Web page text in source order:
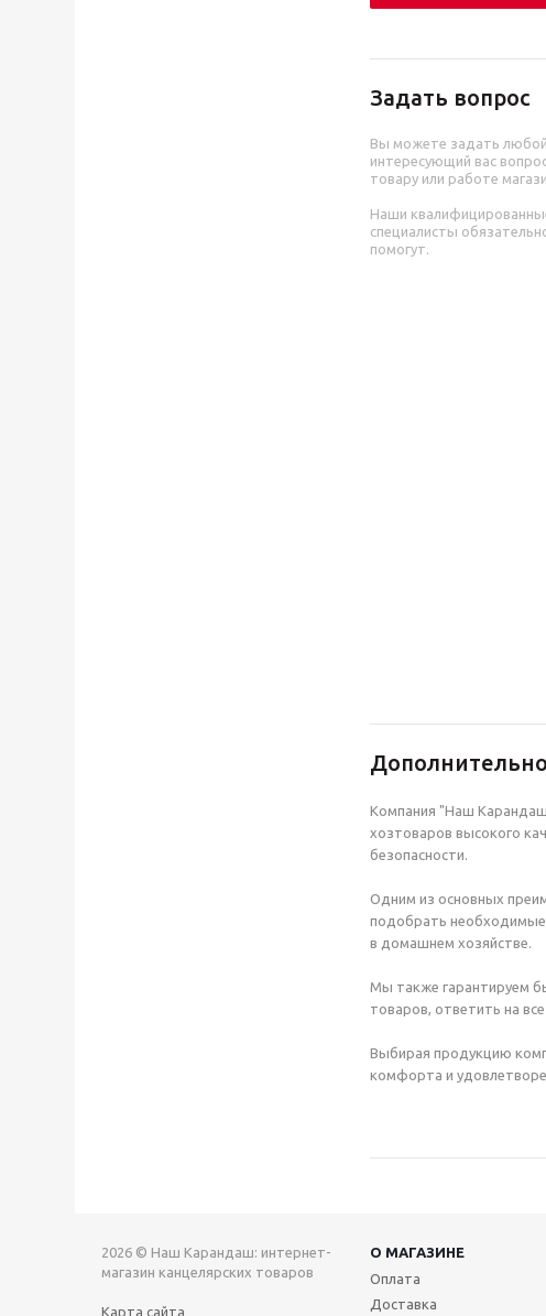
Задать вопрос
Вы можете задать любой
интересующий вас
товару или работе
Наши
специалисты
помогут.
Дополнительно
Компания "Наш
хозтоваров высокого
безопасности.
Одним из основных
подобрать необходимые
в домашнем хозяйстве.
Мы также гарантируем
товаров, ответить на
Выбирая продукцию
комфорта и
2026 © Наш Карандаш: интернет-
магазин канцелярских товаров
Карта сайта
О МАГАЗИНЕ
Оплата
Доставка